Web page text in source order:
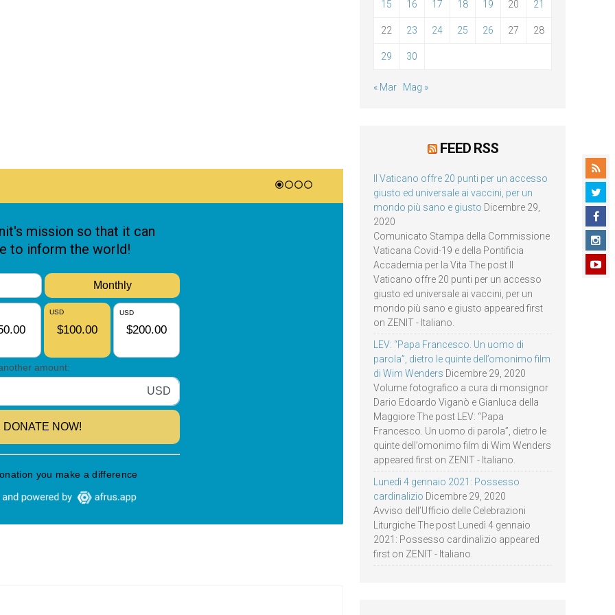
15 16 17 18 19 20 21
22 23 24 25 26 27 28
29 30
« Mar Mag »
FEED RSS
Il Vaticano offre 20 punti per un accesso
giusto ed universale ai vaccini, per un
mondo più sano e giusto Dicembre 29,
2020
Comunicato Stampa della Commissione
Vaticana Covid-19 e della Pontificia
Accademia per la Vita The post Il
Vaticano offre 20 punti per un accesso
giusto ed universale ai vaccini, per un
mondo più sano e giusto appeared first
on ZENIT - Italiano.
LEV: “Papa Francesco. Un uomo di
parola”, dietro le quinte dell’omonimo film
di Wim Wenders Dicembre 29, 2020
Volume fotografico a cura di monsignor
Dario Edoardo Viganò e Gianluca della
Maggiore The post LEV: “Papa
Francesco. Un uomo di parola”, dietro le
quinte dell’omonimo film di Wim Wenders
appeared first on ZENIT - Italiano.
Lunedì 4 gennaio 2021: Possesso
cardinalizio Dicembre 29, 2020
Avviso dell’Ufficio delle Celebrazioni
Liturgiche The post Lunedì 4 gennaio
2021: Possesso cardinalizio appeared
first on ZENIT - Italiano.